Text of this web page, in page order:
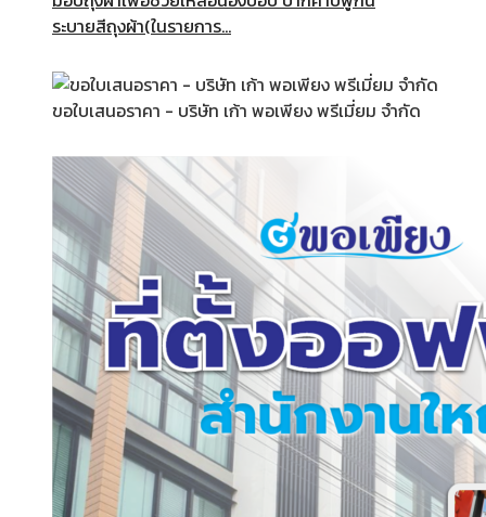
ระบายสีถุงผ้า(ในรายการ…
ขอใบเสนอราคา - บริษัท เก้า พอเพียง พรีเมี่ยม จำกัด